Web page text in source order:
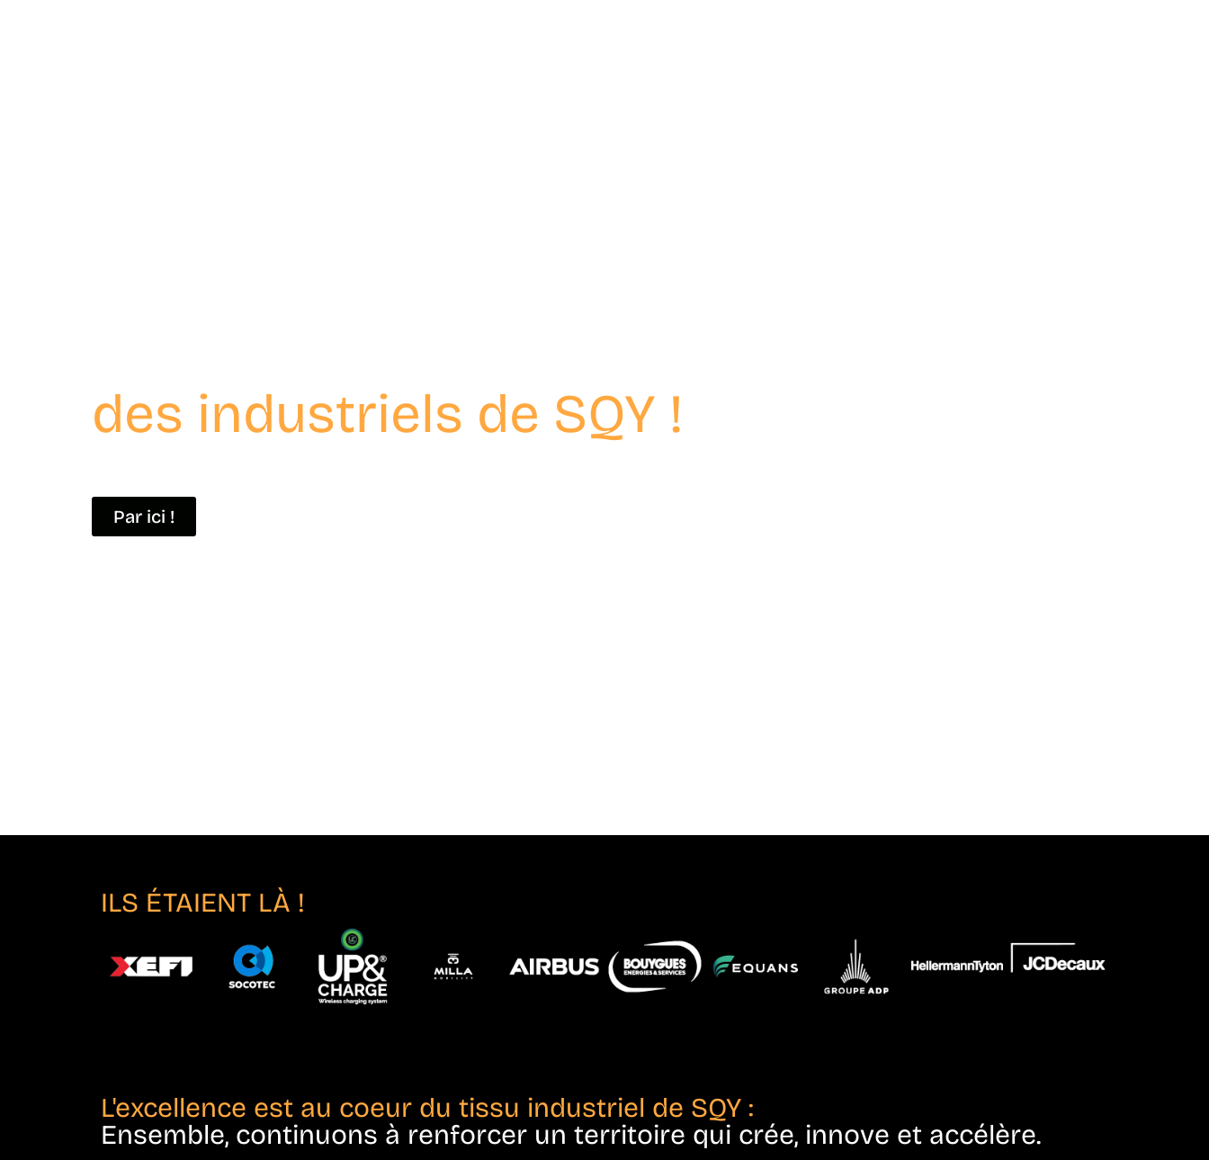
des industriels de SQY !
Par ici !
ILS ÉTAIENT LÀ !
L'excellence est au coeur du tissu industriel de SQY :
Ensemble, continuons à renforcer un territoire qui crée, innove et accélère.